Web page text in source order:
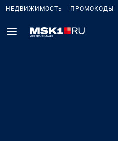
НЕДВИЖИМОСТЬ ПРОМОКОДЫ